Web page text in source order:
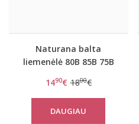
Naturana balta
liemenėlė 80B 85B 75B
1490€ 1800€
DAUGIAU